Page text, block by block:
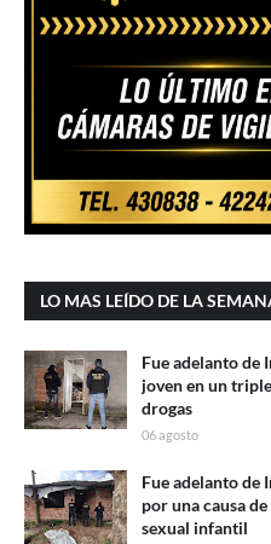
LO MAS LEÍDO DE LA
Fue adelanto de
joven en un
drogas
06 agosto
Fue adelanto de
por una causa
sexual infantil